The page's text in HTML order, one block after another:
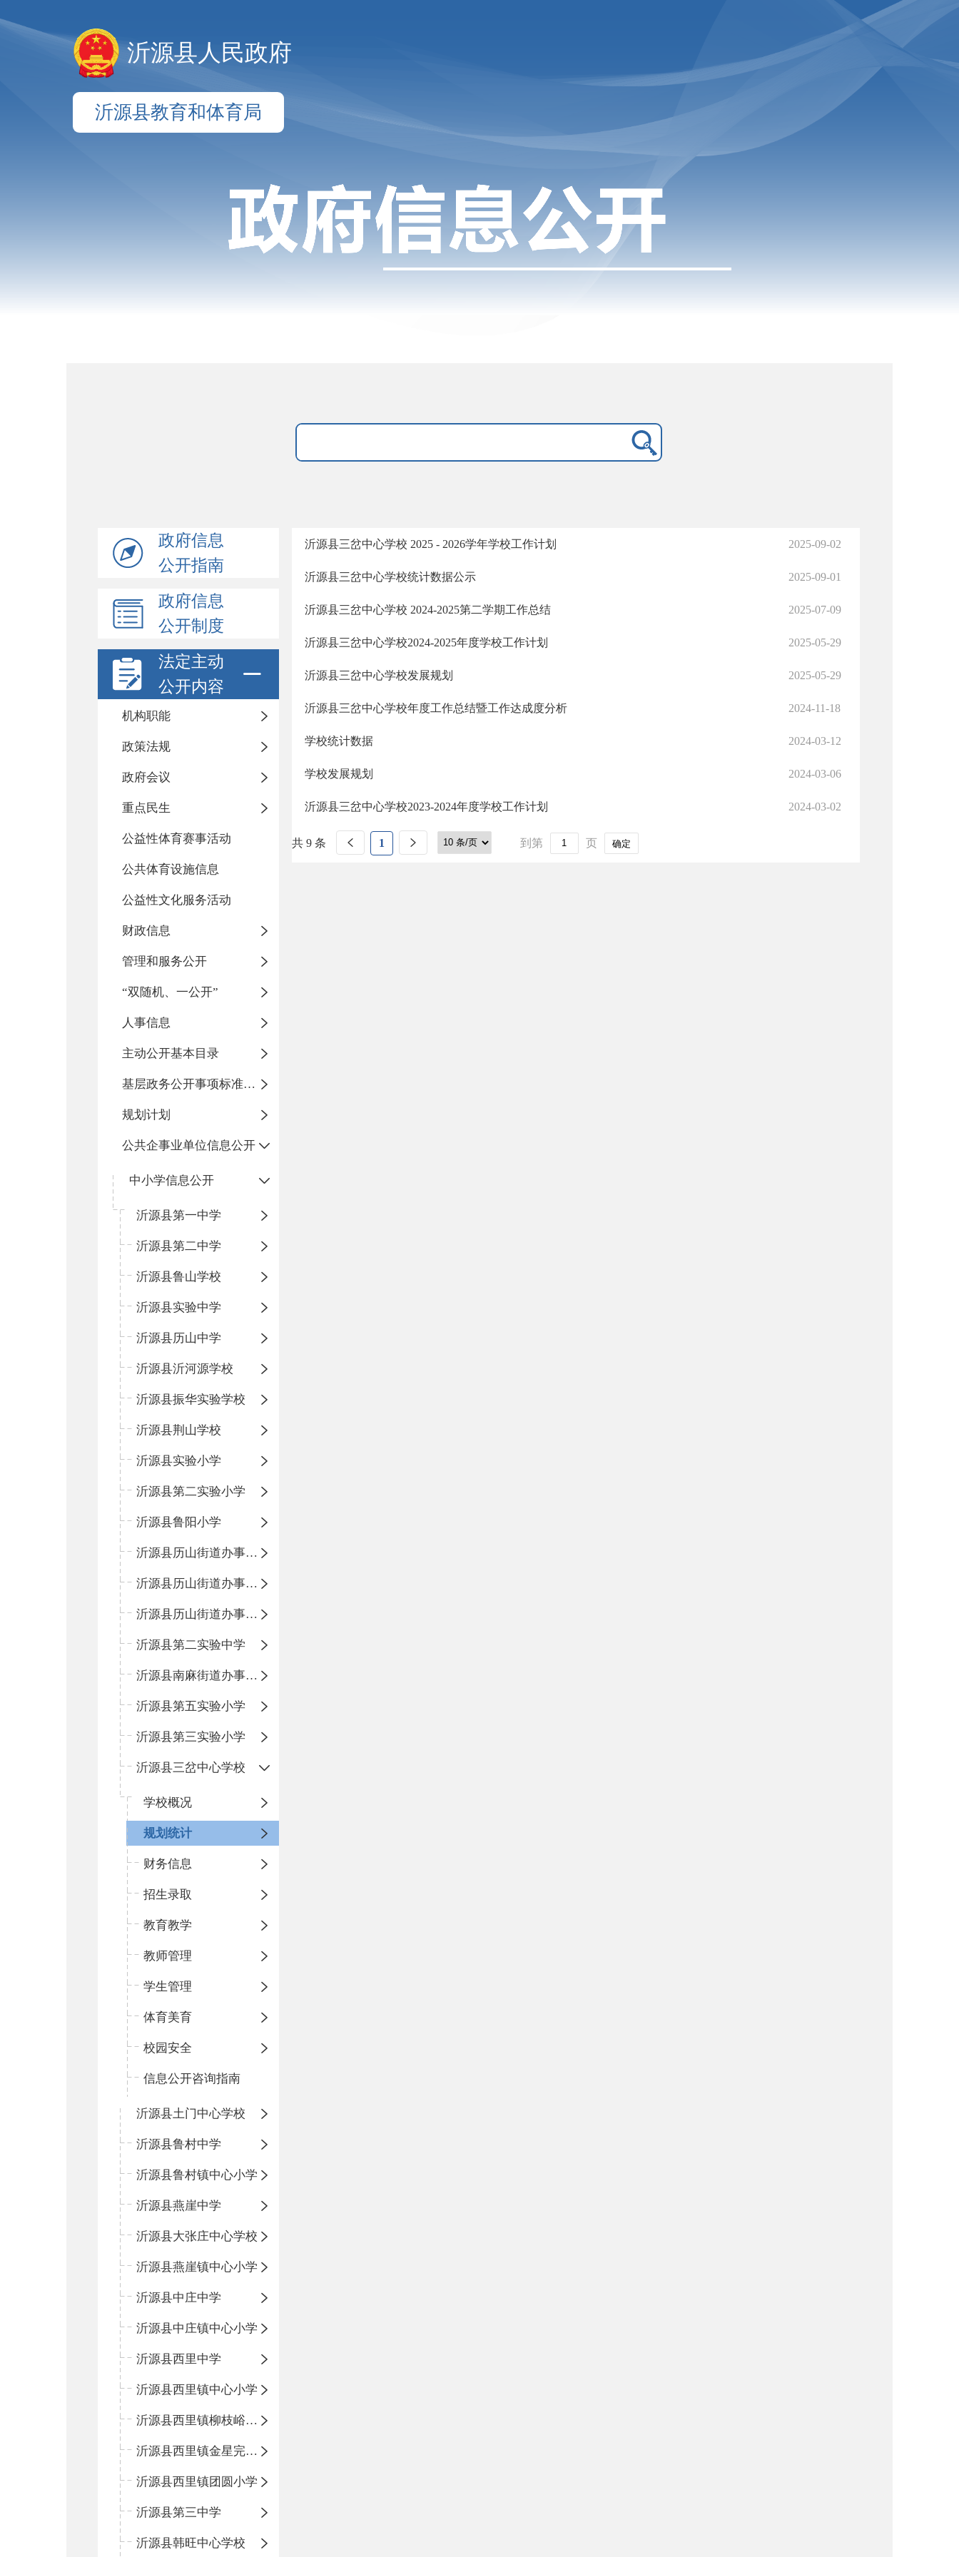
沂源县人民政府
沂源县教育和体育局
政府信息
公开指南
政府信息
公开制度
法定主动
公开内容
机构职能
政策法规
政府会议
重点民生
公益性体育赛事活动
公共体育设施信息
公益性文化服务活动
财政信息
管理和服务公开
“双随机、一公开”
人事信息
主动公开基本目录
基层政务公开事项标准目录
规划计划
公共企事业单位信息公开
中小学信息公开
沂源县第一中学
沂源县第二中学
沂源县鲁山学校
沂源县实验中学
沂源县历山中学
沂源县沂河源学校
沂源县振华实验学校
沂源县荆山学校
沂源县实验小学
沂源县第二实验小学
沂源县鲁阳小学
沂源县历山街道办事处振兴路小学
沂源县历山街道办事处荆山路小学
沂源县历山街道办事处鲁山路小学
沂源县第二实验中学
沂源县南麻街道办事处中心小学
沂源县第五实验小学
沂源县第三实验小学
沂源县三岔中心学校
学校概况
规划统计
财务信息
招生录取
教育教学
教师管理
学生管理
体育美育
校园安全
信息公开咨询指南
沂源县土门中心学校
沂源县鲁村中学
沂源县鲁村镇中心小学
沂源县燕崖中学
沂源县大张庄中心学校
沂源县燕崖镇中心小学
沂源县中庄中学
沂源县中庄镇中心小学
沂源县西里中学
沂源县西里镇中心小学
沂源县西里镇柳枝峪回民小学
沂源县西里镇金星完全小学
沂源县西里镇团圆小学
沂源县第三中学
沂源县韩旺中心学校
沂源县三岔中心学校 2025 - 2026学年学校工作计划 2025-09-02
沂源县三岔中心学校统计数据公示 2025-09-01
沂源县三岔中心学校 2024-2025第二学期工作总结 2025-07-09
沂源县三岔中心学校2024-2025年度学校工作计划 2025-05-29
沂源县三岔中心学校发展规划 2025-05-29
沂源县三岔中心学校年度工作总结暨工作达成度分析 2024-11-18
学校统计数据 2024-03-12
学校发展规划 2024-03-06
沂源县三岔中心学校2023-2024年度学校工作计划 2024-03-02
共 9 条 1 到第 页 确定